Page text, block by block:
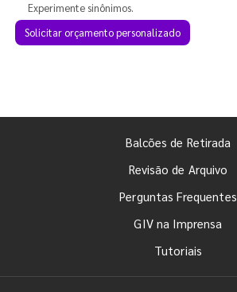
Experimente sinônimos.
Solicitar orçamento personalizado
Balcões de Retirada
Revisão de Arquivo
Perguntas Frequentes
GIV na Imprensa
Tutoriais